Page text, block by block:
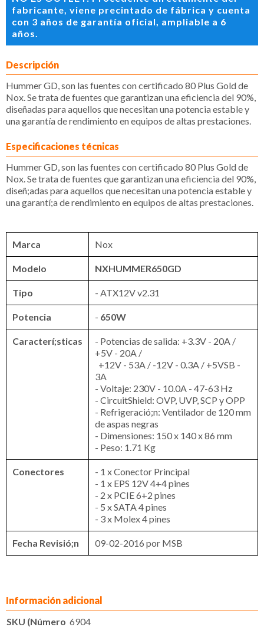
fabricante, viene precintado de fábrica y cuenta
con 3 años de garantía oficial, ampliable a 6
años.
Descripción
Hummer GD, son las fuentes con certificado 80 Plus Gold de
Nox. Se trata de fuentes que garantizan una eficiencia del 90%,
diseñadas para aquellos que necesitan una potencia estable y
una garantía de rendimiento en equipos de altas prestaciones.
Especificaciones técnicas
Hummer GD, son las fuentes con certificado 80 Plus Gold de
Nox. Se trata de fuentes que garantizan una eficiencia del 90%,
diseñ;adas para aquellos que necesitan una potencia estable y
una garantí;a de rendimiento en equipos de altas prestaciones.
Marca Nox
Modelo NXHUMMER650GD
Tipo - ATX12V v2.31
Potencia - 650W
Caracterí;sticas
- Potencias de salida: +3.3V - 20A /
+5V - 20A /
+12V - 53A / -12V - 0.3A / +5VSB -
3A
- Voltaje: 230V - 10.0A - 47-63 Hz
- CircuitShield: OVP, UVP, SCP y OPP
- Refrigeració;n: Ventilador de 120 mm
de aspas negras
- Dimensiones: 150 x 140 x 86 mm
- Peso: 1.71 Kg
Conectores
- 1 x Conector Principal
- 1 x EPS 12V 4+4 pines
- 2 x PCIE 6+2 pines
- 5 x SATA 4 pines
- 3 x Molex 4 pines
Fecha Revisió;n 09-02-2016 por MSB
Información adicional
SKU (Número 6904